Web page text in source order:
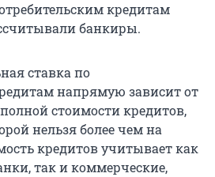
кредитам
банкиры.
ставка по
напрямую зависит от
стоимости кредитов,
нельзя более чем на
кредитов учитывает как
так и коммерческие,